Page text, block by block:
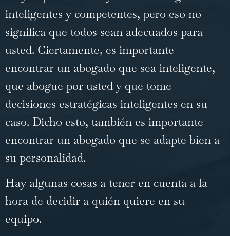
inteligentes y competentes, pero eso no
significa que todos sean adecuados para
usted. Ciertamente, es importante
encontrar un abogado que sea inteligente,
que abogue por usted y que tome
decisiones estratégicas inteligentes en su
caso. Dicho esto, también es importante
encontrar un abogado que se adapte bien a
su personalidad.
Hay algunas cosas a tener en cuenta a la
hora de decidir a quién quiere en su
equipo.